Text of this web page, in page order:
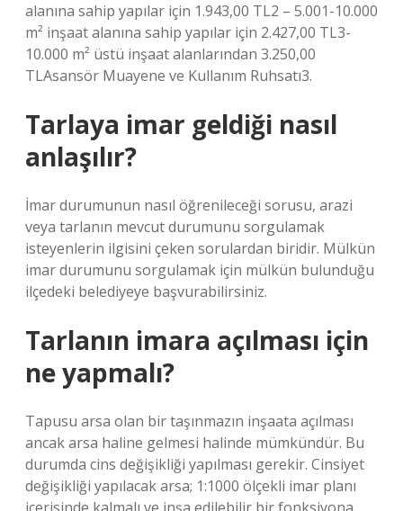
alanına sahip yapılar için 1.943,00 TL2 – 5.001-10.000
m² inşaat alanına sahip yapılar için 2.427,00 TL3-
10.000 m² üstü inşaat alanlarından 3.250,00
TLAsansör Muayene ve Kullanım Ruhsatı3.
Tarlaya imar geldiği nasıl
anlaşılır?
İmar durumunun nasıl öğrenileceği sorusu, arazi
veya tarlanın mevcut durumunu sorgulamak
isteyenlerin ilgisini çeken sorulardan biridir. Mülkün
imar durumunu sorgulamak için mülkün bulunduğu
ilçedeki belediyeye başvurabilirsiniz.
Tarlanın imara açılması için
ne yapmalı?
Tapusu arsa olan bir taşınmazın inşaata açılması
ancak arsa haline gelmesi halinde mümkündür. Bu
durumda cins değişikliği yapılması gerekir. Cinsiyet
değişikliği yapılacak arsa; 1:1000 ölçekli imar planı